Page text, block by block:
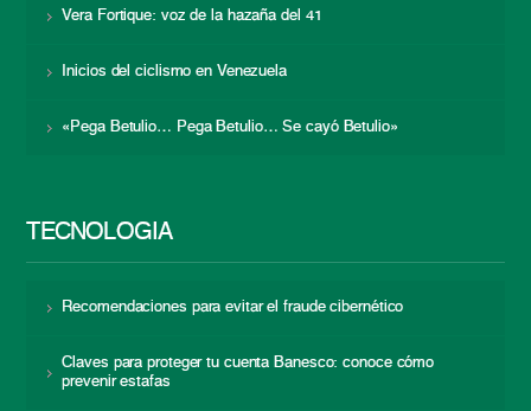
Vera Fortique: voz de la hazaña del 41
Inicios del ciclismo en Venezuela
«Pega Betulio… Pega Betulio… Se cayó Betulio»
TECNOLOGÍA
Recomendaciones para evitar el fraude cibernético
Claves para proteger tu cuenta Banesco: conoce cómo
prevenir estafas